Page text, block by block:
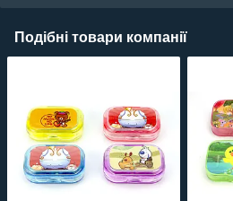
Подібні товари компанії